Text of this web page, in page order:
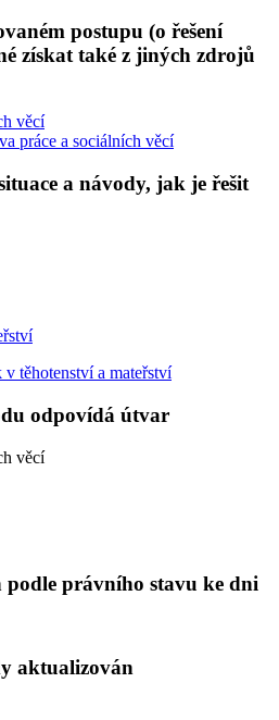
postupu (o řešení
získat také z jiných zdrojů
věcí
práce a sociálních věcí
a návody, jak je řešit
těhotenství a mateřství
odpovídá útvar
věcí
podle právního stavu ke dni
aktualizován